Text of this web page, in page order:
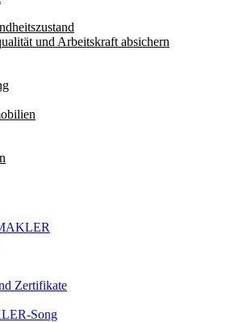
und Arbeitskraft absichern
Zertifikate
Song